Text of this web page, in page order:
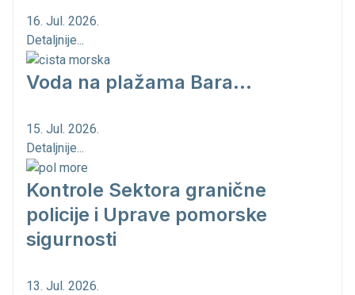
16. Jul. 2026.
Detaljnije...
Voda na plažama Bara...
15. Jul. 2026.
Detaljnije...
Kontrole Sektora granične
policije i Uprave pomorske
sigurnosti
13. Jul. 2026.